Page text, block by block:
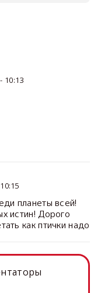
10:13
планеты всей!
истин! Дорого
как птички надо